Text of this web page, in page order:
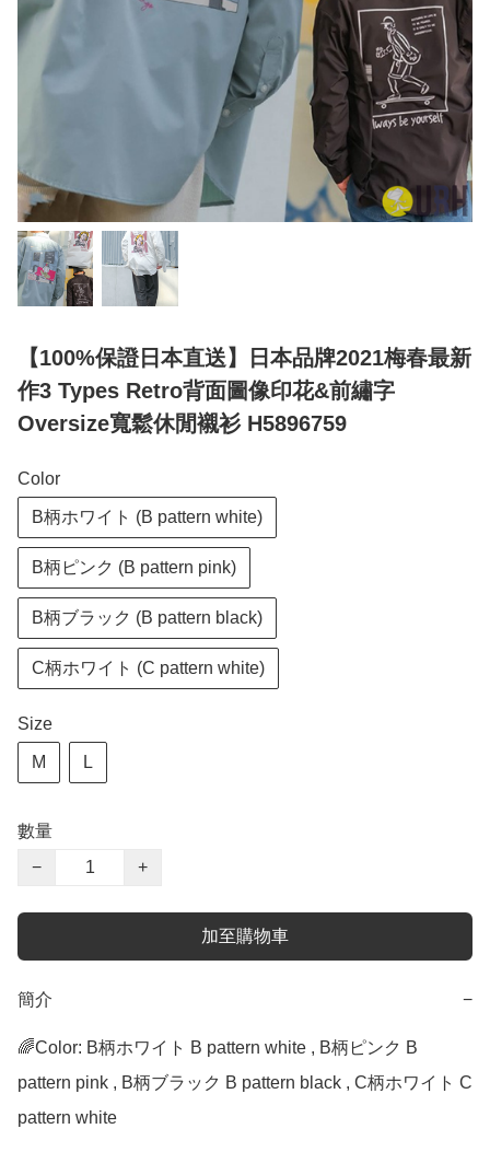
【100%保證日本直送】日本品牌2021梅春最新
作3 Types Retro背面圖像印花&前繡字
Oversize寬鬆休閒襯衫 H5896759
Color
B柄ホワイト (B pattern white)
B柄ピンク (B pattern pink)
B柄ブラック (B pattern black)
C柄ホワイト (C pattern white)
Size
M L
數量
−
+
加至購物車
簡介 −
🌈Color: B柄ホワイト B pattern white , B柄ピンク B
pattern pink , B柄ブラック B pattern black , C柄ホワイト C
pattern white